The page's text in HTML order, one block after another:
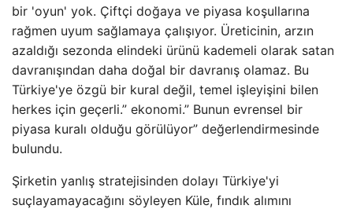
bir 'oyun' yok. Çiftçi doğaya ve piyasa koşullarına
rağmen uyum sağlamaya çalışıyor. Üreticinin, arzın
azaldığı sezonda elindeki ürünü kademeli olarak satan
davranışından daha doğal bir davranış olamaz. Bu
Türkiye'ye özgü bir kural değil, temel işleyişini bilen
herkes için geçerli.” ekonomi.” Bunun evrensel bir
piyasa kuralı olduğu görülüyor” değerlendirmesinde
bulundu.
Şirketin yanlış stratejisinden dolayı Türkiye'yi
suçlayamayacağını söyleyen Küle, fındık alımını